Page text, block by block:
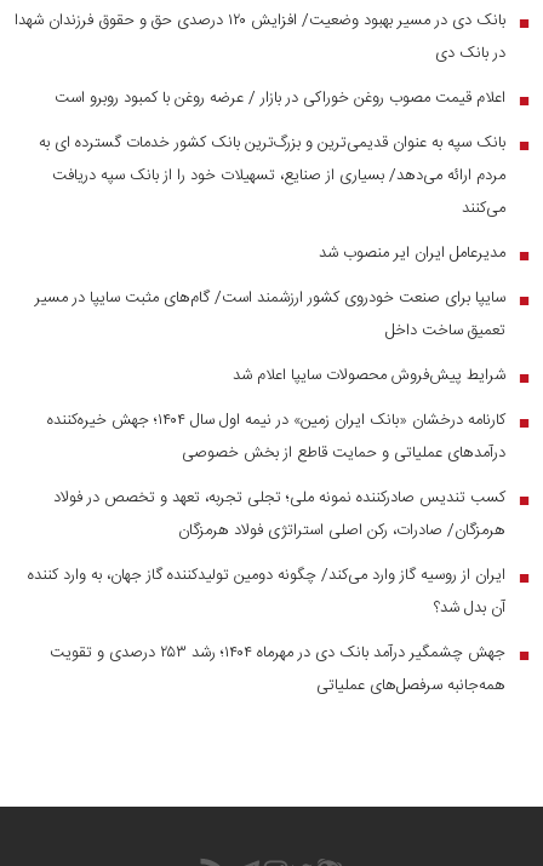
■
بانک دی در مسیر بهبود وضعیت/ افزایش ۱۲۰ درصدی حق و حقوق فرزندان شهدا
در بانک دی
■ اعلام قیمت مصوب روغن خوراکی در بازار / عرضه روغن با کمبود روبرو است
■ بانک سپه به عنوان قدیمی‌ترین و بزرگ‌ترین بانک کشور خدمات گسترده ای به
مردم ارائه می‌دهد/ بسیاری از صنایع، تسهیلات خود را از بانک سپه دریافت
می‌کنند
■ مدیرعامل ایران ایر منصوب شد
■ سایپا برای صنعت خودروی کشور ارزشمند است/ گام‌های مثبت سایپا در مسیر
تعمیق ساخت داخل
■ شرایط پیش‌فروش محصولات سایپا اعلام شد
■
کارنامه درخشان «بانک ایران زمین» در نیمه اول سال ۱۴۰۴؛ جهش خیره‌کننده
درآمد‌های عملیاتی و حمایت قاطع از بخش خصوصی
■ کسب تندیس صادرکننده نمونه ملی؛ تجلی تجربه، تعهد و تخصص در فولاد
هرمزگان/ صادرات، رکن اصلی استراتژی فولاد هرمزگان
■
ایران از روسیه گاز وارد می‌کند/ چگونه دومین تولیدکننده گاز جهان، به وارد کننده
آن بدل شد؟
■
جهش چشمگیر درآمد بانک دی در مهرماه ۱۴۰۴؛ رشد ۲۵۳ درصدی و تقویت
همه‌جانبه سرفصل‌های عملیاتی